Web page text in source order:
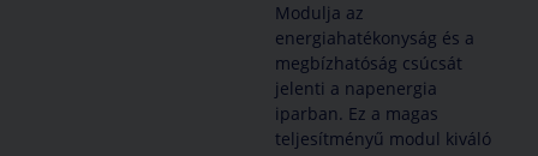
Modulja az
energiahatékonyság és a
megbízhatóság csúcsát
jelenti a napenergia
iparban. Ez a magas
teljesítményű modul kiváló